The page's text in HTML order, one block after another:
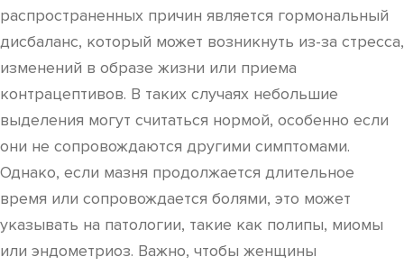
распространенных причин является гормональный
дисбаланс, который может возникнуть из-за стресса,
изменений в образе жизни или приема
контрацептивов. В таких случаях небольшие
выделения могут считаться нормой, особенно если
они не сопровождаются другими симптомами.
Однако, если мазня продолжается длительное
время или сопровождается болями, это может
указывать на патологии, такие как полипы, миомы
или эндометриоз. Важно, чтобы женщины